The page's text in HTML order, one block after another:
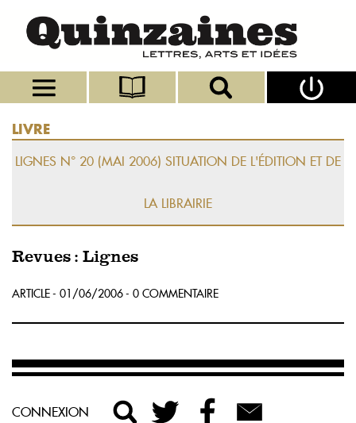
LIVRE
LIGNES N° 20 (MAI 2006) SITUATION DE L'ÉDITION ET DE
LA LIBRAIRIE
Revues : Lignes
ARTICLE - 01/06/2006 - 0 COMMENTAIRE
CONNEXION